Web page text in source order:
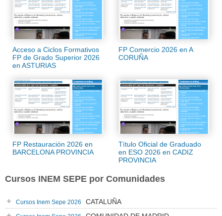
Acceso a Ciclos Formativos
FP de Grado Superior 2026
en ASTURIAS
FP Comercio 2026 en A
CORUÑA
FP Restauración 2026 en
BARCELONA PROVINCIA
Título Oficial de Graduado
en ESO 2026 en CADIZ
PROVINCIA
Cursos INEM SEPE por Comunidades
Cursos Inem Sepe 2026 CATALUÑA